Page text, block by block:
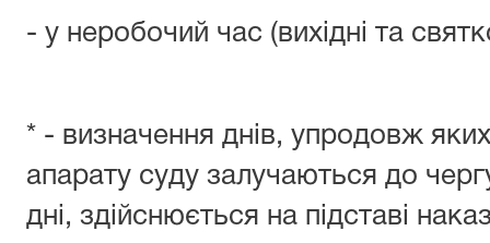
- у неробочий час (вихідні та
* - визначення днів, упродовж яких
апарату суду залучаються до
дні, здійснюється на підставі